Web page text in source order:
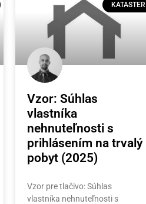
KATASTER
Vzor: Súhlas
vlastníka
nehnuteľnosti s
prihlásením na trvalý
pobyt (2025)
Vzor pre tlačivo: Súhlas
vlastníka nehnuteľnosti s